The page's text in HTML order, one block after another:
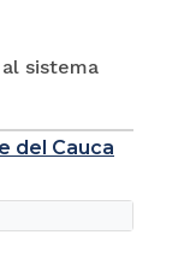
sistema
del Cauca